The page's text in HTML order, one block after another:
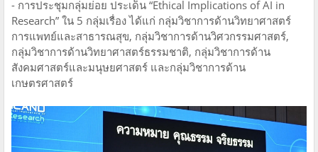
- การประชุมกลุ่มย่อย ประเด็น “Ethical Implications of AI in
Research” ใน 5 กลุ่มเรื่อง ได้แก่ กลุ่มวิชาการด้านวิทยาศาสตร์
การแพทย์และสาธารณสุข, กลุ่มวิชาการด้านวิศวกรรมศาสตร์,
กลุ่มวิชาการด้านวิทยาศาสตร์ธรรมชาติ, กลุ่มวิชาการด้าน
สังคมศาสตร์และมนุษยศาสตร์ และกลุ่มวิชาการด้าน
เกษตรศาสตร์